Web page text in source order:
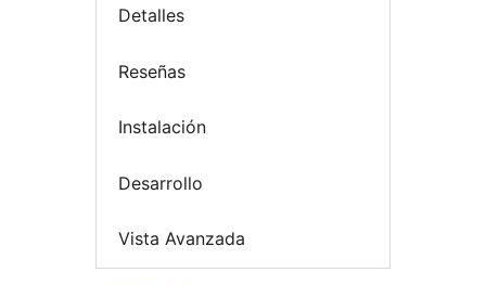
Detalles
Reseñas
Instalación
Desarrollo
Vista Avanzada